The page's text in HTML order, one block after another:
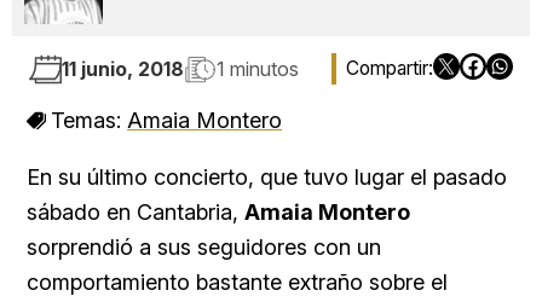
11 junio, 2018 1 minutos
Temas: Amaia Montero
En su último concierto, que tuvo lugar el pasado
sábado en Cantabria, Amaia Montero
sorprendió a sus seguidores con un
comportamiento bastante extraño sobre el